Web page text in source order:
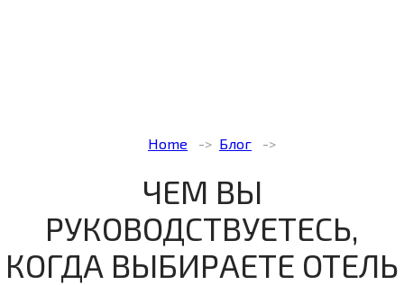
Home Блог
ЧЕМ ВЫ
РУКОВОДСТВУЕТЕСЬ,
КОГДА ВЫБИРАЕТЕ ОТЕЛЬ